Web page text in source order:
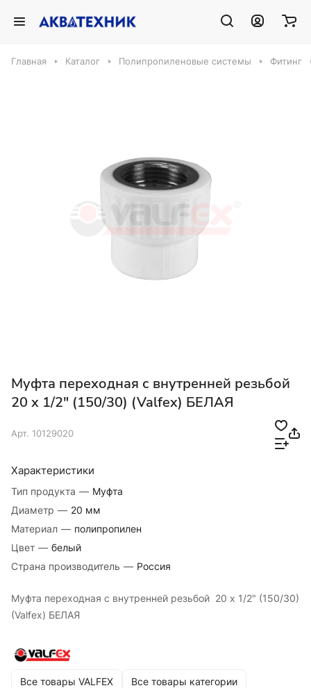
Главная Каталог Полипропиленовые системы Фитинг
Муфта переходная с внутренней резьбой
20 x 1/2" (150/30) (Valfex) БЕЛАЯ
Арт. 10129020
Характеристики
Тип продукта — Муфта
Диаметр — 20 мм
Материал — полипропилен
Цвет — белый
Страна производитель — Россия
Муфта переходная с внутренней резьбой 20 x 1/2" (150/30)
(Valfex) БЕЛАЯ
Все товары VALFEX Все товары категории